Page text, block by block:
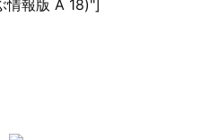
情報版 A 18)"]